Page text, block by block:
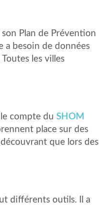
Plan de Prévention
a besoin de données
les villes
compte du SHOM
place sur des
que lors des
différents outils. Il a